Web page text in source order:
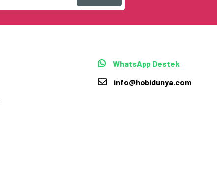
WhatsApp Destek
info@hobidunya.com